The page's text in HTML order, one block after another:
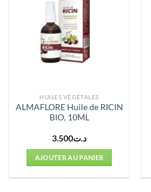
HUILES VÉGÉTALES
ALMAFLORE Huile de RICIN
BIO, 10ML
د.ت3.500
AJOUTER AU PANIER